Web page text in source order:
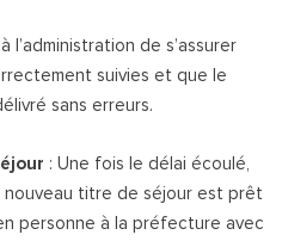
de s’assurer
suivies et que le
sans erreurs.
: Une fois le délai écoulé,
nouveau titre de séjour est prêt
personne à la préfecture avec